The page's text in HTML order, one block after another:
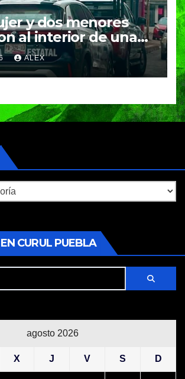
y dos menores
al interior de una
en Huauchinango;
posible
ALEX
CURUL PUEBLA
agosto 2026
X J V S D